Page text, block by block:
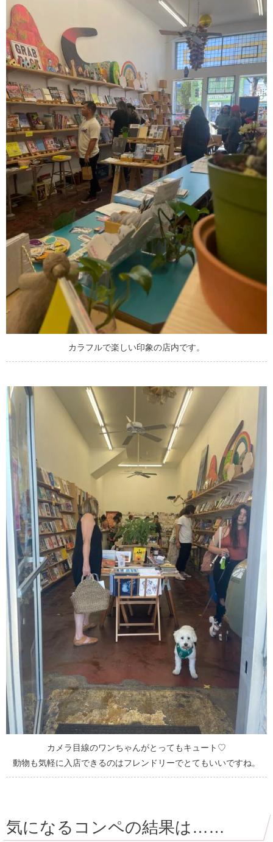
カラフルで楽しい印象の店内です。
カメラ目線のワンちゃんがとってもキュート♡
動物も気軽に入店できるのはフレンドリーでとてもいいですね。
気になるコンペの結果は……